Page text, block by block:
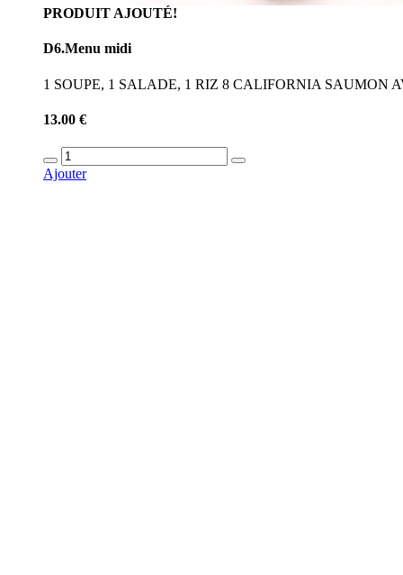
PRODUIT AJOUTÉ!
D6.Menu midi
1 SOUPE, 1 SALADE, 1 RIZ 8 CALIFORNIA SAUMON
13.00 €
Ajouter